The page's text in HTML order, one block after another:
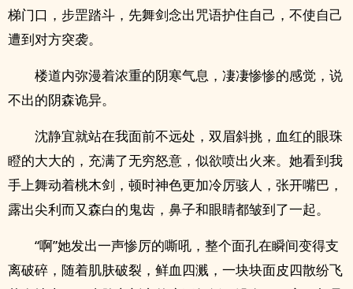
梯门口，步罡踏斗，先舞剑念出咒语护住自己，不使自己
遭到对方突袭。
楼道内弥漫着浓重的阴寒气息，凄凄惨惨的感觉，说
不出的阴森诡异。
沈静宜就站在我面前不远处，双眉斜挑，血红的眼珠
瞪的大大的，充满了无穷怒意，似欲喷出火来。她看到我
手上舞动着桃木剑，顿时神色更加冷厉骇人，张开嘴巴，
露出尖利而又森白的鬼齿，鼻子和眼睛都皱到了一起。
“啊”她发出一声惨厉的嘶吼，整个面孔在瞬间变得支
离破碎，随着肌肤破裂，鲜血四溅，一块块面皮四散纷飞